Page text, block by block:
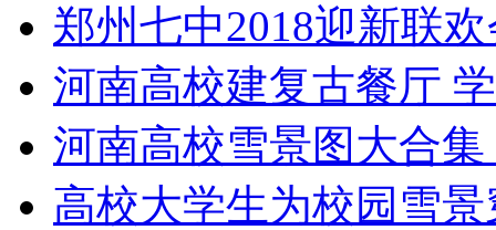
郑州七中2018迎新联
河南高校建复古餐厅
河南高校雪景图大合
高校大学生为校园雪